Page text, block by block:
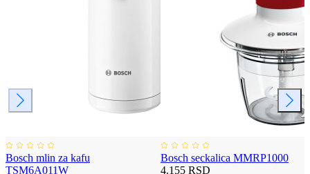
Bosch mlin za kafu
TSM6A011W
Bosch seckalica MMRP1000
4.155 RSD